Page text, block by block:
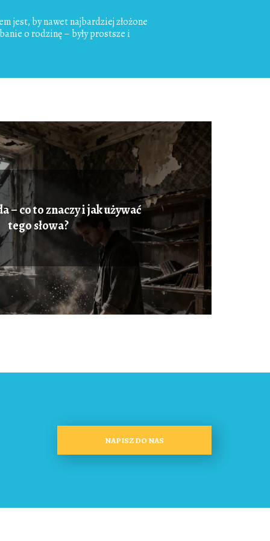
jest, by nawet najbardziej złożone
o rodzinę – były prostsze i
– co to znaczy i jak używać
tego słowa?
NAPISZ DO NAS